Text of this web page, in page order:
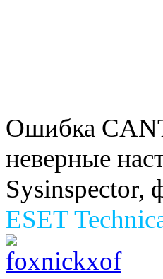
Ошибка
неверные
Sysinspector,
ESET